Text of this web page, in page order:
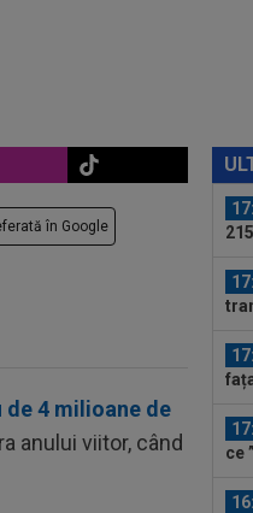
în Google
4 milioane de
anului viitor, când
ce